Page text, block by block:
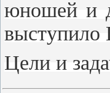
юношей и
Цели и